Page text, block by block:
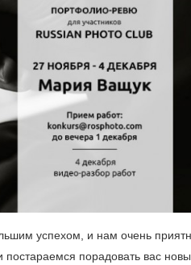
успехом, и нам очень
порадовать вас